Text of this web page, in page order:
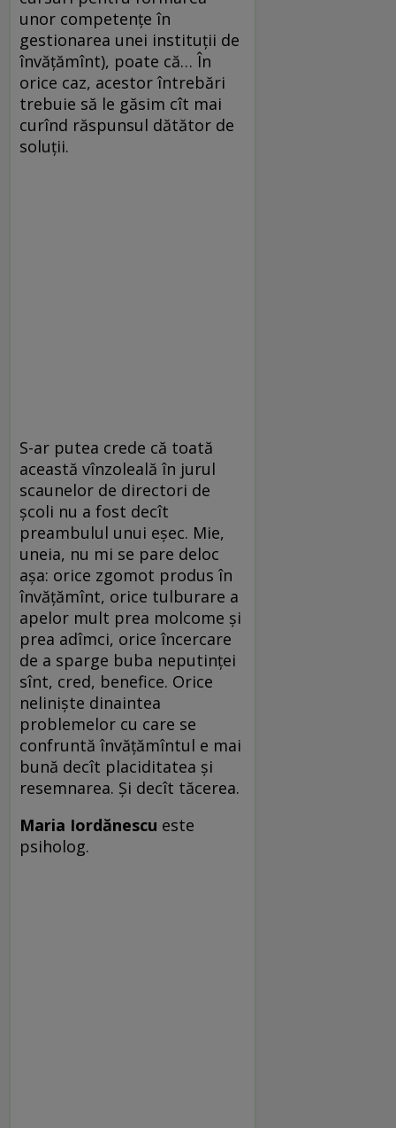
unor competențe în
gestionarea unei instituții de
învățămînt), poate că… În
orice caz, acestor întrebări
trebuie să le găsim cît mai
curînd răspunsul dătător de
soluții.
S-ar putea crede că toată
această vînzoleală în jurul
scaunelor de directori de
școli nu a fost decît
preambulul unui eșec. Mie,
uneia, nu mi se pare deloc
așa: orice zgomot produs în
învățămînt, orice tulburare a
apelor mult prea molcome și
prea adîmci, orice încercare
de a sparge buba neputinței
sînt, cred, benefice. Orice
neliniște dinaintea
problemelor cu care se
confruntă învățămîntul e mai
bună decît placiditatea și
resemnarea. Și decît tăcerea.
Maria Iordănescu este
psiholog.